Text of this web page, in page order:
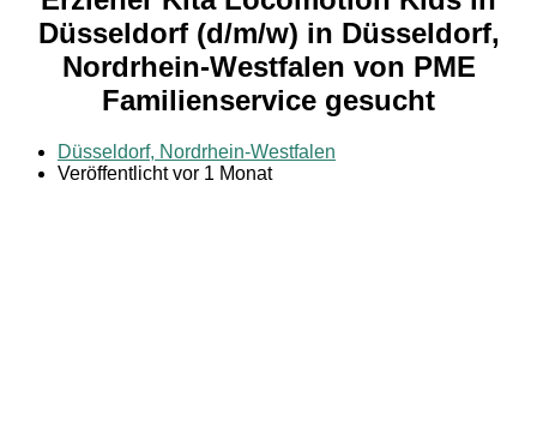
Düsseldorf (d/m/w) in Düsseldorf,
Nordrhein-Westfalen von PME
Familienservice gesucht
Düsseldorf, Nordrhein-Westfalen
Veröffentlicht vor 1 Monat